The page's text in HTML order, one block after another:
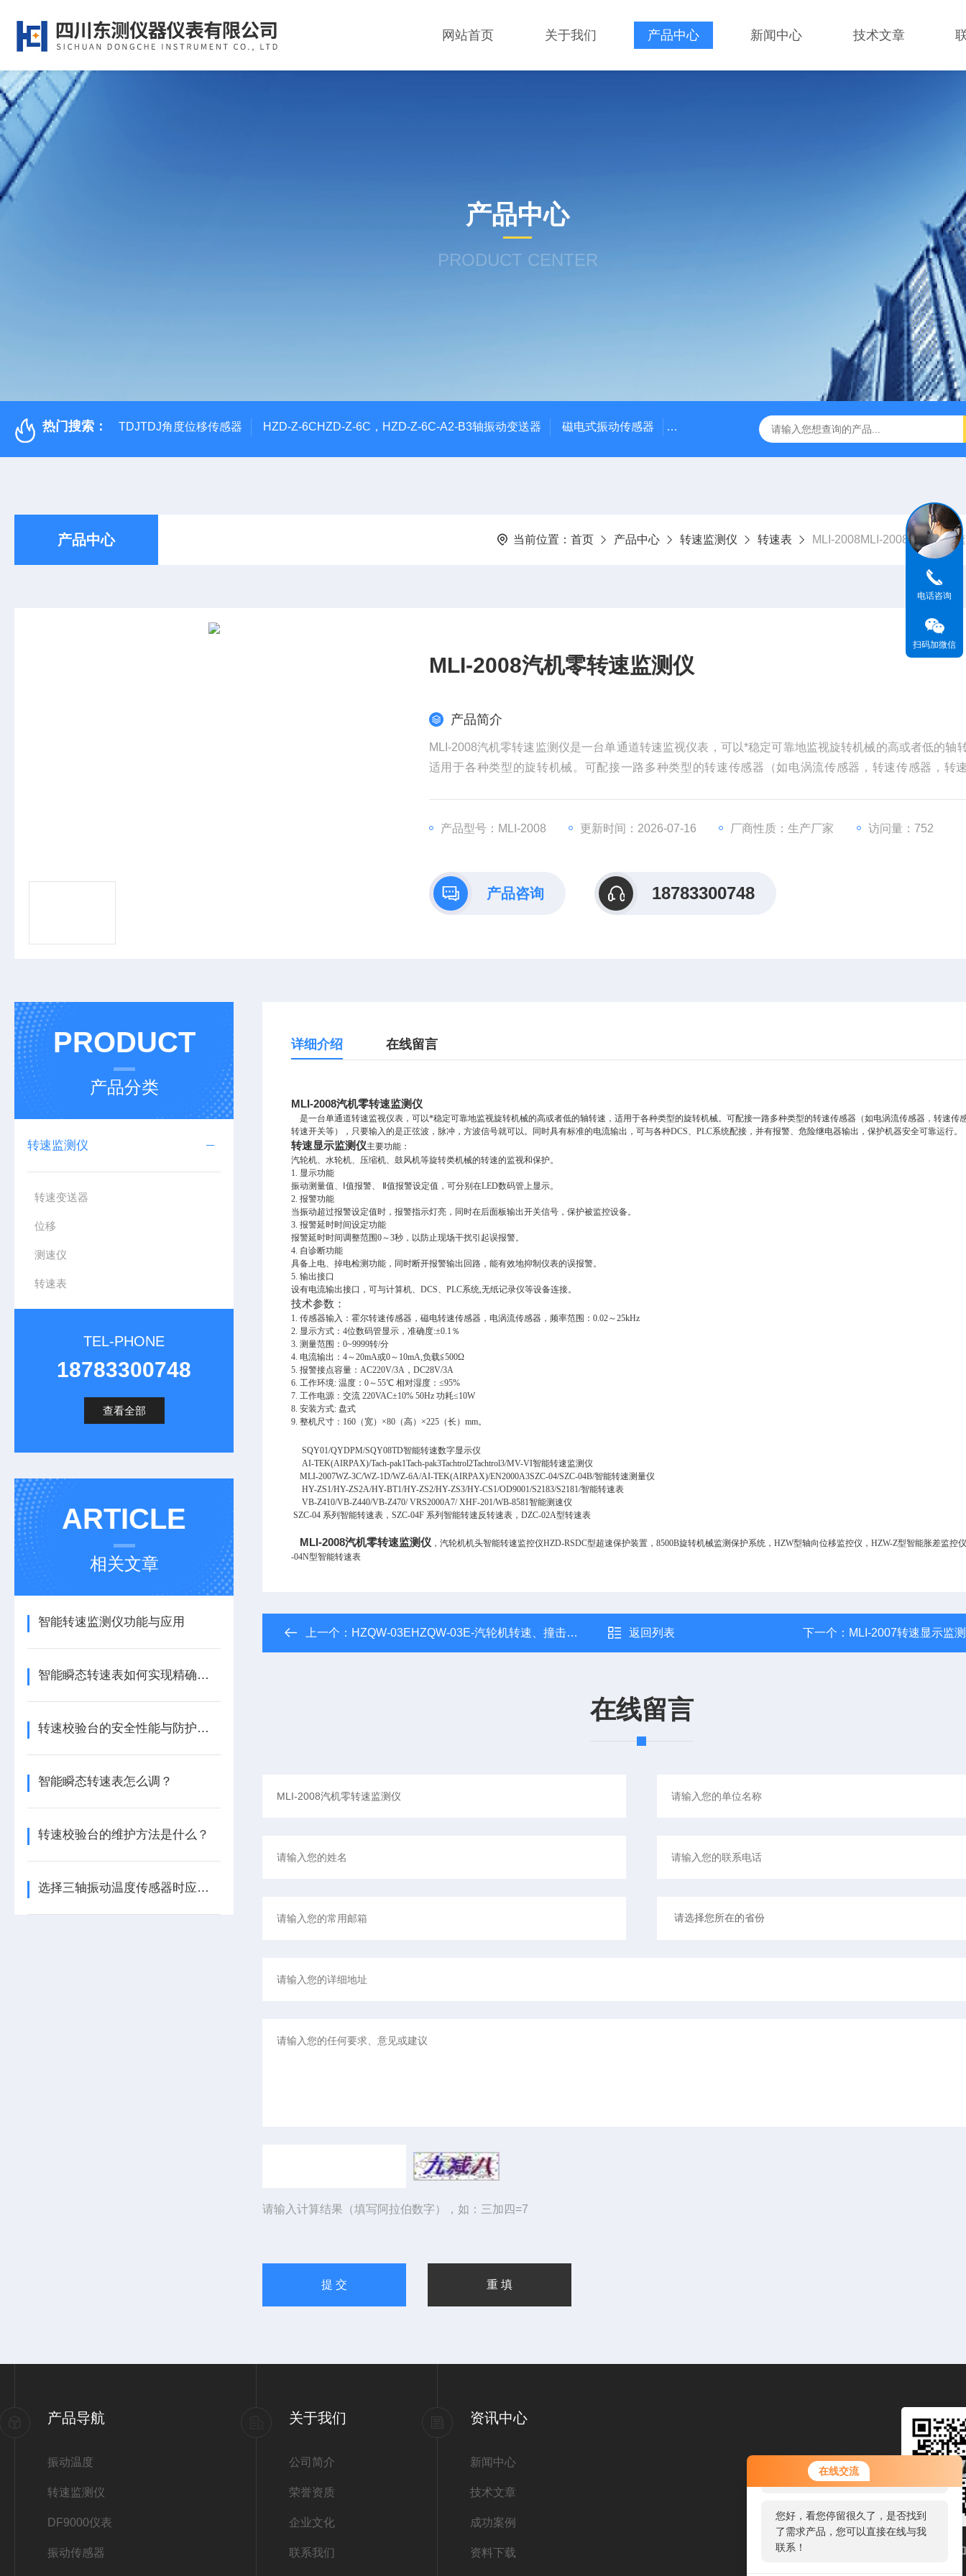
在线交流
您好！欢迎前来咨询，很高兴为您
服务，请问您要咨询什么问题呢？
您好，看您停留很久了，是否找到
了需求产品，您可以直接在线与我
联系！
网站首页 关于我们 产品中心 新闻中心 技术文章
产品中心
PRODUCT CENTER
热门搜索： TDJTDJ角度位移传感器 HZD-Z-6CHZD-Z-6C，HZD-Z-6C-A2-B3轴振动变送器 磁电式振动传感器 NE3100电涡流位移传感器 三轴振动传感器 加速度
产品中心 当前位置： 首页 产品中心 转速监测仪 转速表 MLI-2008MLI-2008汽机零转
MLI-2008汽机零转速监测仪
产品简介
MLI-2008汽机零转速监测仪是一台单通道转速监视仪表，可以*稳定可靠地监视旋转机械的高或者低的轴
适用于各种类型的旋转机械。可配接一路多种类型的转速传感器（如电涡流传感器，转速传感器，转
产品型号：MLI-2008
更新时间：2026-07-16 厂商性质：生产厂家 访问量：752
产品咨询 18783300748
PRODUCT
产品分类
转速监测仪
转速变送器
位移
测速仪
转速表
TEL-PHONE
18783300748
查看全部
ARTICLE
相关文章
智能转速监测仪功能与应用
智能瞬态转速表如何实现精确测量？
转速校验台的安全性能与防护措施
智能瞬态转速表怎么调？
转速校验台的维护方法是什么？
选择三轴振动温度传感器时应注意的细节
详细介绍 在线留言
MLI-2008汽机零转速监测仪
是一台单通道转速监视仪表，可以*稳定可靠地监视旋转机械的高或者低的轴转速，适用于各种类型的旋转机械。可配接一路多种类型的转速传感器（如电涡流传感器，转速传
转速开关等），只要输入的是正弦波，脉冲，方波信号就可以。同时具有标准的电流输出，可与各种DCS、PLC系统配接，并有报警、危险继电器输出，保护机器安全可靠运行。
转速显示监测仪主要功能：
汽轮机、水轮机、压缩机、鼓风机等旋转类机械的转速的监视和保护。
1. 显示功能
振动测量值、Ⅰ值报警、 Ⅱ值报警设定值，可分别在LED数码管上显示。
2. 报警功能
当振动超过报警设定值时，报警指示灯亮，同时在后面板输出开关信号，保护被监控设备。
3. 报警延时时间设定功能
报警延时时间调整范围0～3秒，以防止现场干扰引起误报警。
4. 自诊断功能
具备上电、掉电检测功能，同时断开报警输出回路，能有效地抑制仪表的误报警。
5. 输出接口
设有电流输出接口，可与计算机、DCS、PLC系统,无纸记录仪等设备连接。
技术参数：
1. 传感器输入：霍尔转速传感器，磁电转速传感器，电涡流传感器，频率范围：0.02～25kHz
2. 显示方式：4位数码管显示，准确度:±0.1％
3. 测量范围：0~9999转/分
4. 电流输出：4～20mA或0～10mA,负载≦500Ω
5. 报警接点容量：AC220V/3A，DC28V/3A
6. 工作环境: 温度：0～55℃ 相对湿度：≤95%
7. 工作电源：交流 220VAC±10% 50Hz 功耗≤10W
8. 安装方式: 盘式
9. 整机尺寸：160（宽）×80（高）×225（长）mm。
SQY01/QYDPM/SQY08TD智能转速数字显示仪
AI-TEK(AIRPAX)/Tach-pak1Tach-pak3Tachtrol2Tachtrol3/MV-VI智能转速监测仪
MLI-2007WZ-3C/WZ-1D/WZ-6A/AI-TEK(AIRPAX)/EN2000A3SZC-04/SZC-04B/智能转速测量仪
HY-ZS1/HY-ZS2A/HY-BT1/HY-ZS2/HY-ZS3/HY-CS1/OD9001/S2183/S2181/智能转速表
VB-Z410/VB-Z440/VB-Z470/ VRS2000A7/ XHF-201/WB-8581智能测速仪
SZC-04 系列智能转速表，SZC-04F 系列智能转速反转速表，DZC-02A型转速表
MLI-2008汽机零转速监测仪 ，汽轮机机头智能转速监控仪HZD-RSDC型超速保护装置，8500B旋转机械监测保护系统，HZW型轴向位移监控仪，HZW-Z型智能胀差监控
-04N型智能转速表
上一个： HZQW-03EHZQW-03E-汽轮机转速、撞击子监测装置 返回列表 下一个： MLI-2007转速显示监
在线留言
请输入计算结果（填写阿拉伯数字），如：三加四=7
产品导航
振动温度
转速监测仪
DF9000仪表
振动传感器
关于我们
公司简介
荣誉资质
企业文化
联系我们
资讯中心
新闻中心
技术文章
成功案例
资料下载 扫码
电话咨询
扫码加微信